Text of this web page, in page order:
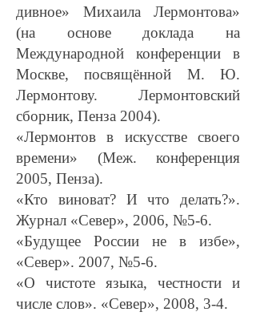
дивное» Михаила Лермонтова»
(на основе доклада на
Международной конференции в
Москве, посвящённой М. Ю.
Лермонтову. Лермонтовский
сборник, Пенза 2004).
«Лермонтов в искусстве своего
времени» (Меж. конференция
2005, Пенза).
«Кто виноват? И что делать?».
Журнал «Север», 2006, №5-6.
«Будущее России не в избе»,
«Север». 2007, №5-6.
«О чистоте языка, честности и
числе слов». «Север», 2008, 3-4.